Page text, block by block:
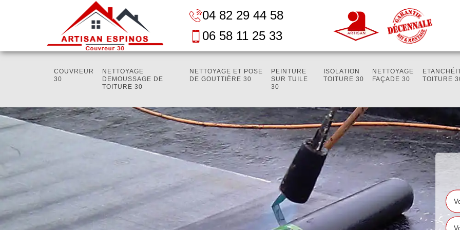
04 82 29 44 58
06 58 11 25 33
COUVREUR
30
NETTOYAGE
DEMOUSSAGE DE
TOITURE 30
NETTOYAGE ET POSE
DE GOUTTIÈRE 30
PEINTURE
SUR TUILE
30
ISOLATION
TOITURE 30
NETTOYAGE
FAÇADE 30
TOITURE